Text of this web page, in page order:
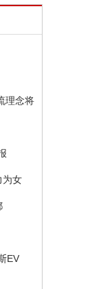
理念将
为女
EV